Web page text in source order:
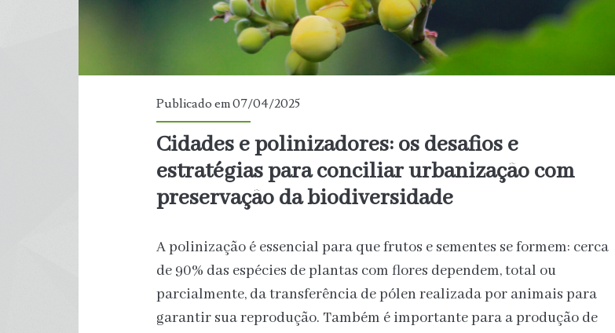
Publicado em 07/04/2025
Cidades e polinizadores: os desafios e
estratégias para conciliar urbanização com
preservação da biodiversidade
A polinização é essencial para que frutos e sementes se formem: cerca
de 90% das espécies de plantas com flores dependem, total ou
parcialmente, da transferência de pólen realizada por animais para
garantir sua reprodução. Também é importante para a produção de